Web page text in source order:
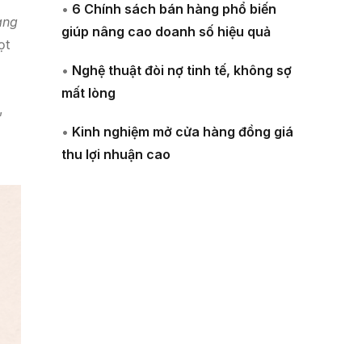
• 6 Chính sách bán hàng phổ biến
giúp nâng cao doanh số hiệu quả
• Nghệ thuật đòi nợ tinh tế, không sợ
mất lòng
• Kinh nghiệm mở cửa hàng đồng giá
thu lợi nhuận cao